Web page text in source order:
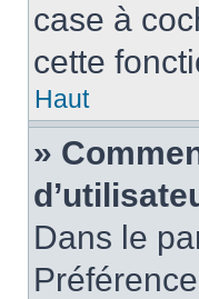
case à
cette
Haut
»
Dans le